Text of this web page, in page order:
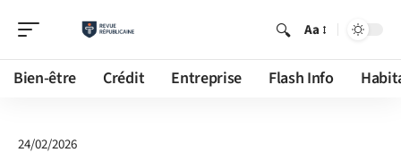
Aa
Bien-être Crédit Entreprise Flash Info
24/02/2026